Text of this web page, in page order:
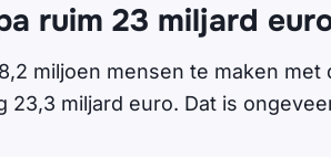
ruim 23 miljard
miljoen mensen te maken met
23,3 miljard euro. Dat is